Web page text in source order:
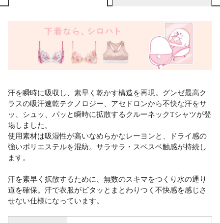
汗を瞬時に吸収し、素早く乾かす構造を再現。グンゼ最高ク
ラスの吸汗速乾テクノロジー、アセドロンから不快な汗をサ
ッ、シュッ、パッと瞬時に拡散するクルーネックTシャツが登
場しました。
使用素材は吸湿性が高いなめらかなレーヨンと、ドライ感の
強いポリエステルを混紡。サラサラ・スベスベ触感が持続し
ます。
汗を素早く拡散するために、無数のスキマをつくり水の通り
道を確保。汗で衣服がビタッとまとわりつく不快感を感じさ
せない仕様になっています。